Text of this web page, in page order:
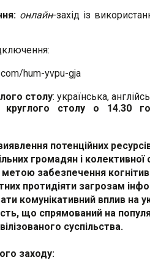
онлайн-захід із
hum-yvpu-gja
столу: українська,
круглого столу о 14.30
потенційних
громадян і колективної
метою забезпечення
протидіяти загрозам
комунікативний вплив на
що спрямований на
суспільства.
заходу: